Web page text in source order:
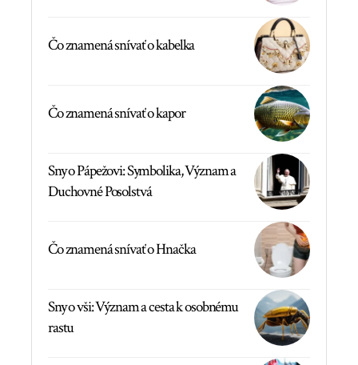
Čo znamená snívať o kabelka
Čo znamená snívať o kapor
Sny o Pápežovi: Symbolika, Význam a
Duchovné Posolstvá
Čo znamená snívať o Hnačka
Sny o vši: Význam a cesta k osobnému
rastu